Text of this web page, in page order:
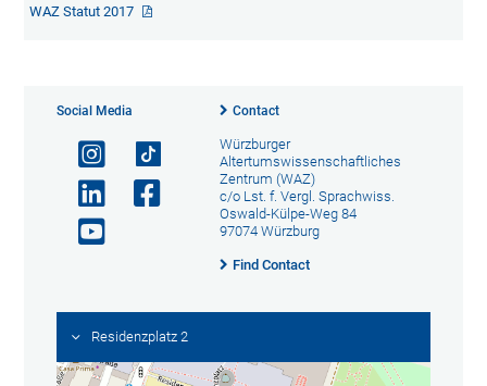
WAZ Statut 2017
Social Media Contact
Würzburger
Altertumswissenschaftliches
Zentrum (WAZ)
c/o Lst. f. Vergl. Sprachwiss.
Oswald-Külpe-Weg 84
97074 Würzburg
Find Contact
Residenzplatz 2